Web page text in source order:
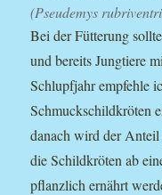
(Pseudemys
Bei der Fütterung
und bereits Jungtiere
Schlupfjahr empfehle
Schmuckschildkröten
danach wird der Anteil
die Schildkröten ab
pflanzlich ernährt